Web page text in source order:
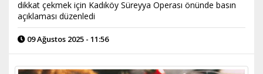
dikkat çekmek için Kadıköy Süreyya Operası önünde basın
açıklaması düzenledi
09 Ağustos 2025 - 11:56